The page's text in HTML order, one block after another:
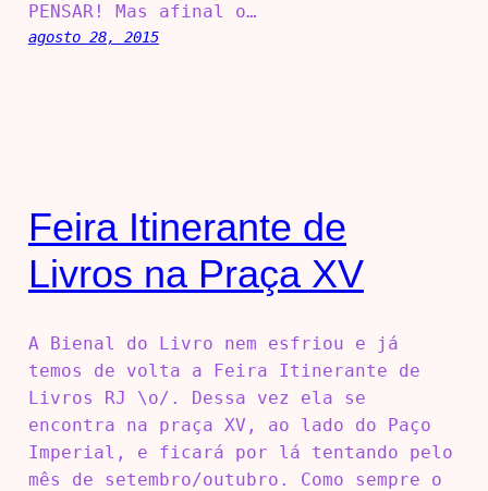
PENSAR! Mas afinal o…
agosto 28, 2015
Feira Itinerante de
Livros na Praça XV
A Bienal do Livro nem esfriou e já
temos de volta a Feira Itinerante de
Livros RJ \o/. Dessa vez ela se
encontra na praça XV, ao lado do Paço
Imperial, e ficará por lá tentando pelo
mês de setembro/outubro. Como sempre o